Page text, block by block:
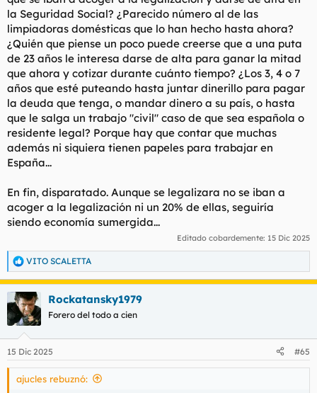
la Seguridad Social? ¿Parecido número al de las
limpiadoras domésticas que lo han hecho hasta ahora?
¿Quién que piense un poco puede creerse que a una puta
de 23 años le interesa darse de alta para ganar la mitad
que ahora y cotizar durante cuánto tiempo? ¿Los 3, 4 o 7
años que esté puteando hasta juntar dinerillo para pagar
la deuda que tenga, o mandar dinero a su país, o hasta
que le salga un trabajo "civil" caso de que sea española o
residente legal? Porque hay que contar que muchas
además ni siquiera tienen papeles para trabajar en
España...
En fin, disparatado. Aunque se legalizara no se iban a
acoger a la legalización ni un 20% de ellas, seguiría
siendo economía sumergida...
Editado cobardemente: 15 Dic 2025
R
e
c
c
i
e
s
VITO SCALETTA
Rockatansky1979
Forero del todo a cien
15 Dic 2025 #65
ajucles rebuznó: